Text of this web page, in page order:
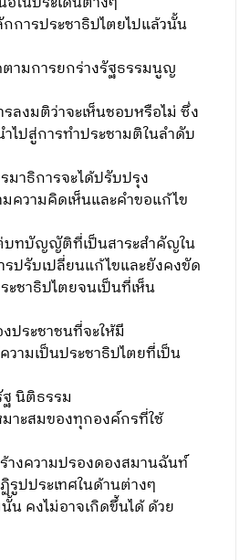
การประชาธิปไตยไปแล้วนั้น
การยกร่างรัฐธรรมนูญ
ลงมติว่าจะเห็นชอบหรือไม่ ซึ่ง
ไปสู่การทำประชามติในลำดับ
มาธิการจะได้ปรับปรุง
ความคิดเห็นและคำขอแก้ไข
บทบัญญัติที่เป็นสาระสำคัญใน
ปรับเปลี่ยนแก้ไขและยังคงขัด
ชาธิปไตยจนเป็นที่เห็น
ประชาชนที่จะให้มี
ามเป็นประชาธิปไตยที่เป็น
นิติธรรม
าะสมของทุกองค์กรที่ใช้
างความปรองดองสมานฉันท์
ปประเทศในด้านต่างๆ
น คงไม่อาจเกิดขึ้นได้ ด้วย